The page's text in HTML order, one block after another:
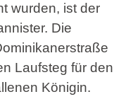
wurden, ist der
Die
Laufsteg für den
Königin.